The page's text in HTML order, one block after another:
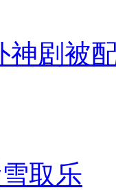
神剧被
取乐